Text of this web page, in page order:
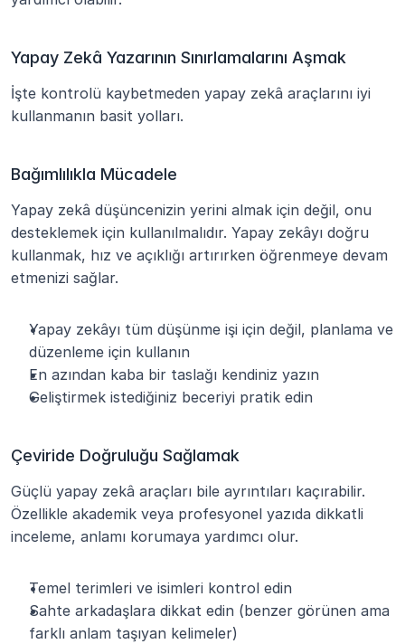
Yapay Zekâ Yazarının Sınırlamalarını Aşmak
İşte kontrolü kaybetmeden yapay zekâ araçlarını iyi
kullanmanın basit yolları.
Bağımlılıkla Mücadele
Yapay zekâ düşüncenizin yerini almak için değil, onu
desteklemek için kullanılmalıdır. Yapay zekâyı doğru
kullanmak, hız ve açıklığı artırırken öğrenmeye devam
etmenizi sağlar.
Yapay zekâyı tüm düşünme işi için değil, planlama ve
düzenleme için kullanın
En azından kaba bir taslağı kendiniz yazın
Geliştirmek istediğiniz beceriyi pratik edin
Çeviride Doğruluğu Sağlamak
Güçlü yapay zekâ araçları bile ayrıntıları kaçırabilir.
Özellikle akademik veya profesyonel yazıda dikkatli
inceleme, anlamı korumaya yardımcı olur.
Temel terimleri ve isimleri kontrol edin
Sahte arkadaşlara dikkat edin (benzer görünen ama
farklı anlam taşıyan kelimeler)